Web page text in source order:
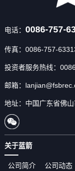
电话： 0086-757-
传真：0086-757-
投资者服务热线：
邮箱：
地址：中国广东省佛
关于蓝箭
公司简介 公司动态